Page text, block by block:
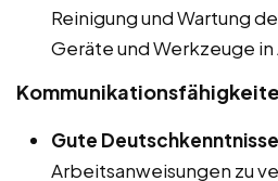
Reinigung und Wartung
Geräte und Werkzeuge
Gute Deutschkenntnisse
Arbeitsanweisungen zu